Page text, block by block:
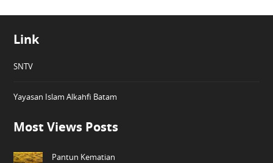
Link
SNTV
Yayasan Islam Alkahfi Batam
Most Views Posts
Pantun Kematian